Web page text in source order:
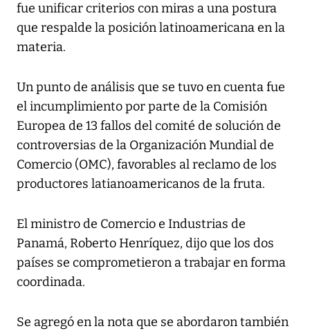
fue unificar criterios con miras a una postura
que respalde la posición latinoamericana en la
materia.
Un punto de análisis que se tuvo en cuenta fue
el incumplimiento por parte de la Comisión
Europea de 13 fallos del comité de solución de
controversias de la Organización Mundial de
Comercio (OMC), favorables al reclamo de los
productores latianoamericanos de la fruta.
El ministro de Comercio e Industrias de
Panamá, Roberto Henríquez, dijo que los dos
países se comprometieron a trabajar en forma
coordinada.
Se agregó en la nota que se abordaron también